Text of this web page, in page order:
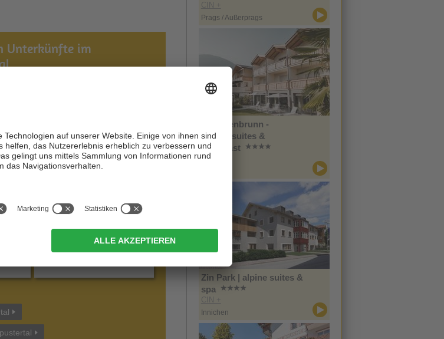
Unterkünfte im
Prags
CIN +
Prags / Außerprags
Im Tiefenbrunn -
Gardensuites &
Breakfast
CIN +
Zin Park | alpine suites &
spa
CIN +
Innichen